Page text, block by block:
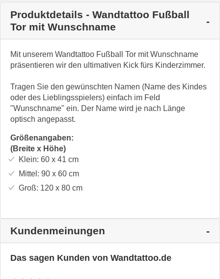
Produktdetails - Wandtattoo Fußball
Tor mit Wunschname
Mit unserem Wandtattoo Fußball Tor mit Wunschname
präsentieren wir den ultimativen Kick fürs Kinderzimmer.
Tragen Sie den gewünschten Namen (Name des Kindes
oder des Lieblingsspielers) einfach im Feld
"Wunschname" ein. Der Name wird je nach Länge
optisch angepasst.
Größenangaben:
(Breite x Höhe)
Klein: 60 x 41 cm
Mittel: 90 x 60cm
Groß: 120 x 80cm
Kundenmeinungen
Das sagen Kunden von Wandtattoo.de